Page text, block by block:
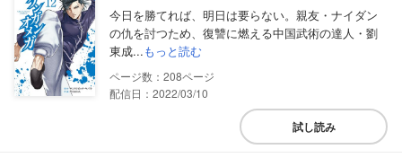
今日を勝てれば、明日は要らない。親友・ナイダン
の仇を討つため、復讐に燃える中国武術の達人・劉
東成...もっと読む
208
配信日：2022/03/10
試し読み